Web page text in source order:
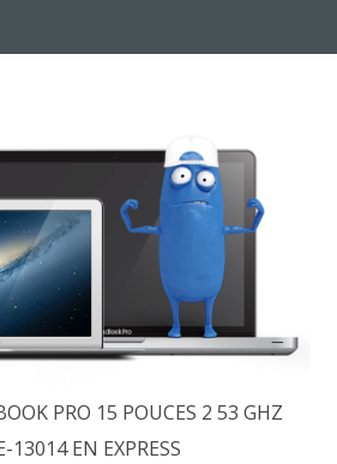
PRO 15 POUCES 2 53 GHZ
EN EXPRESS